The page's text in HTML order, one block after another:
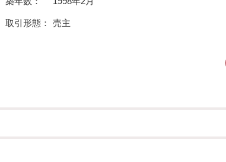
取引形態： 売主